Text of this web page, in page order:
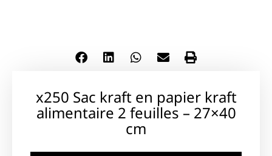
x250 Sac kraft en papier kraft
alimentaire 2 feuilles – 27×40
cm